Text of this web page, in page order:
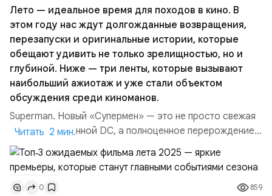
Лето — идеальное время для походов в кино. В
этом году нас ждут долгожданные возвращения,
перезапуски и оригинальные истории, которые
обещают удивить не только зрелищностью, но и
глубиной. Ниже — три ленты, которые вызывают
наибольший ажиотаж и уже стали объектом
обсуждения среди киноманов.
Superman. Новый «Супермен» — это не просто свежая
глава во вселенной DC, а полноценное перерождение
легендарного персонажа. За постановку отвечает
Джеймс Ганн, а главную роль исполняет Дэвид
Коренсвет. По сюжету герой продолжает искать
баланс между земными чувствами и инопланетным
Читать 2 мин.
0 859